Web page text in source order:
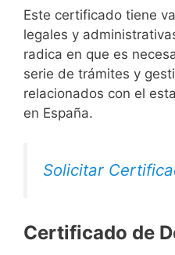
Este certificado tiene
legales y
radica en que es
serie de trámites y
relacionados con el
en España.
Solicitar
Certificado de